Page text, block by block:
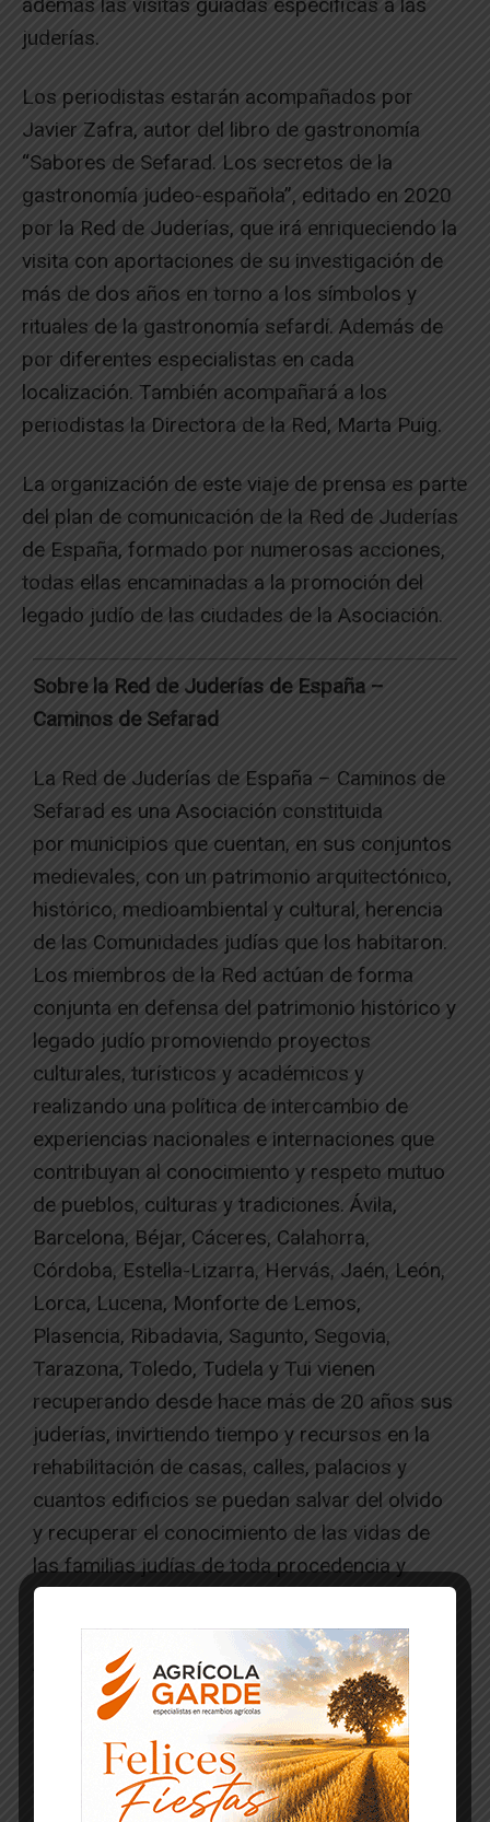
juderías.
Los periodistas estarán acompañados por
Javier Zafra, autor del libro de gastronomía
“Sabores de Sefarad. Los secretos de la
gastronomía judeo-española”, editado en 2020
por la Red de Juderías, que irá enriqueciendo la
visita con aportaciones de su investigación de
más de dos años en torno a los símbolos y
rituales de la gastronomía sefardí. Además de
por diferentes especialistas en cada
localización. También acompañará a los
periodistas la Directora de la Red, Marta Puig.
La organización de este viaje de prensa es parte
del plan de comunicación de la Red de Juderías
de España, formado por numerosas acciones,
todas ellas encaminadas a la promoción del
legado judío de las ciudades de la Asociación.
Sobre la Red de Juderías de España –
Caminos de Sefarad
La Red de Juderías de España – Caminos de
Sefarad es una Asociación constituida
por municipios que cuentan, en sus conjuntos
medievales, con un patrimonio arquitectónico,
histórico, medioambiental y cultural, herencia
de las Comunidades judías que los habitaron.
Los miembros de la Red actúan de forma
conjunta en defensa del patrimonio histórico y
legado judío promoviendo proyectos
culturales, turísticos y académicos y
realizando una política de intercambio de
experiencias nacionales e internaciones que
contribuyan al conocimiento y respeto mutuo
de pueblos, culturas y tradiciones. Ávila,
Barcelona, Béjar, Cáceres, Calahorra,
Córdoba, Estella-Lizarra, Hervás, Jaén, León,
Lorca, Lucena, Monforte de Lemos,
Plasencia, Ribadavia, Sagunto, Segovia,
Tarazona, Toledo, Tudela y Tui vienen
recuperando desde hace más de 20 años sus
juderías, invirtiendo tiempo y recursos en la
rehabilitación de casas, calles, palacios y
cuantos edificios se puedan salvar del olvido
y recuperar el conocimiento de las vidas de
las familias judías de toda procedencia y
condición. Historia oculta, desvelada después
de quinientos años y ahora recuperada. La
Asociación actúa sin ánimo de lucro y con
plena independencia en la defensa de este
legado. La Red de Juderías de España, en su
proyección internacional, es miembro
fundador del Itinerario Europeo del Patrimonio